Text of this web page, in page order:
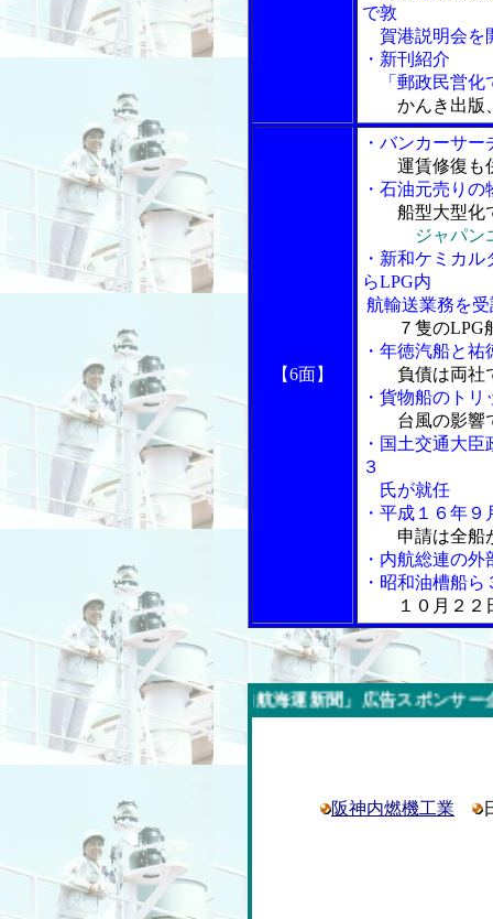
で敦
賀港説明会を
・新刊紹介
「郵政民営化
かんき出版
【6面】
・バンカーサ
運賃修復も
・石油元売り
船型大型化
ジャパ
・新和ケミカ
らLPG内
航輸送業務を受
７隻のLPG
・年徳汽船と
負債は両社
・貨物船のト
台風の影響
・国土交通大
３
氏が就任
・平成１６年
申請は全船
・内航総連の
・昭和油槽船
１０月２２
今週の「内航海運新聞」広告スポンサー企業
阪神内燃機工業